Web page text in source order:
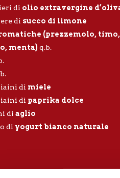
di olio extravergine
di succo di limone
(prezzemolo,
menta) q.b.
di miele
di paprika dolce
diaglio
di yogurt bianco naturale